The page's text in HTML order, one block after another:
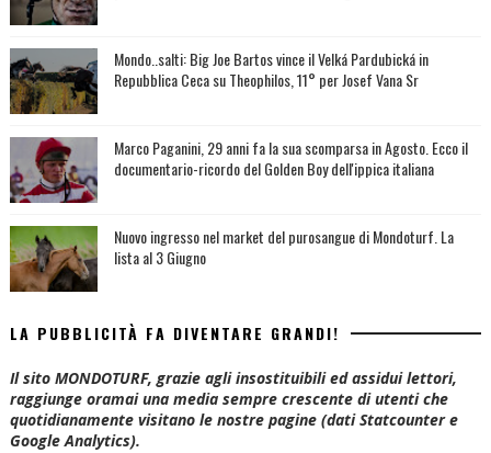
Mondo..salti: Big Joe Bartos vince il Velká Pardubická in
Repubblica Ceca su Theophilos, 11° per Josef Vana Sr
Marco Paganini, 29 anni fa la sua scomparsa in Agosto. Ecco il
documentario-ricordo del Golden Boy dell'ippica italiana
Nuovo ingresso nel market del purosangue di Mondoturf. La
lista al 3 Giugno
LA PUBBLICITÀ FA DIVENTARE GRANDI!
Il sito MONDOTURF, grazie agli insostituibili ed assidui lettori,
raggiunge oramai una media sempre crescente di utenti che
quotidianamente visitano le nostre pagine (dati Statcounter e
Google Analytics).